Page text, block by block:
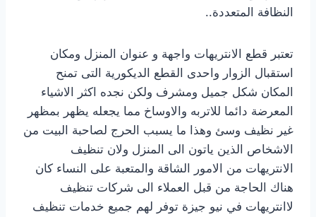
النظافة المتعددة..
تعتبر قطع الانتريهات واجهة و عنوان المنزل ومكان
استقبال الزوار واحدى القطع الديكورية التى تمنح
المكان شكل جميل ومشرف ولكن نجده اكثر الاشياء
المعرضة دائما للاتربه والاوساخ مما يجعله يظهر بمظهر
غير نظيف وسئ وهذا ما يسبب الحرج لصاحبة البيت من
الاشخاص الذين ياتون الى المنزل ولان تنظيف
الانتريهات من الامور الشاقة والمتعبة على النساء كان
هناك الحاجة من قبل العملاء الى شركات تنظيف
لاانتريهات في نيو جيزة توفر لهم جميع خدمات تنظيف